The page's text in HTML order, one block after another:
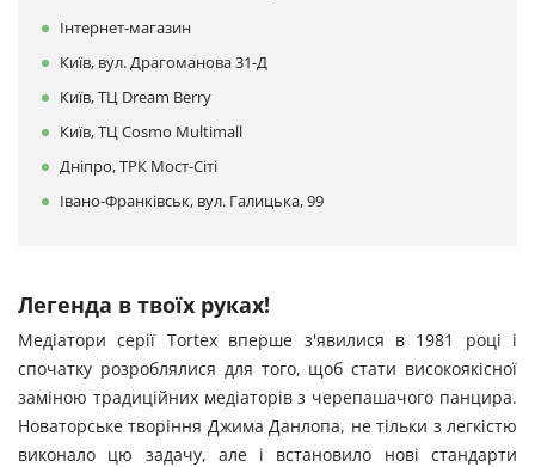
Інтернет-магазин
Київ, вул. Драгоманова 31-Д
Київ, ТЦ Dream Berry
Київ, ТЦ Cosmo Multimall
Дніпро, ТРК Мост-Сіті
Івано-Франківськ, вул. Галицька, 99
Легенда в твоїх руках!
Медіатори серії Tortex вперше з'явилися в 1981 році і
спочатку розроблялися для того, щоб стати високоякісної
заміною традиційних медіаторів з черепашачого панцира.
Новаторське творіння Джима Данлопа, не тільки з легкістю
виконало цю задачу, але і встановило нові стандарти